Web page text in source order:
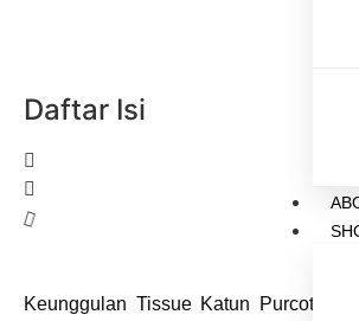
Daftar Isi
Keunggulan Tissue Katun Purcotton